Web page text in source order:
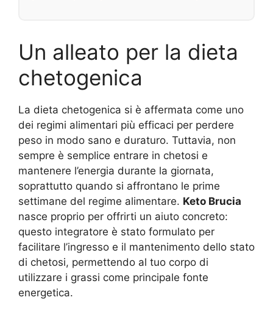
Un alleato per la dieta
chetogenica
La dieta chetogenica si è affermata come uno
dei regimi alimentari più efficaci per perdere
peso in modo sano e duraturo. Tuttavia, non
sempre è semplice entrare in chetosi e
mantenere l’energia durante la giornata,
soprattutto quando si affrontano le prime
settimane del regime alimentare. Keto Brucia
nasce proprio per offrirti un aiuto concreto:
questo integratore è stato formulato per
facilitare l’ingresso e il mantenimento dello stato
di chetosi, permettendo al tuo corpo di
utilizzare i grassi come principale fonte
energetica.